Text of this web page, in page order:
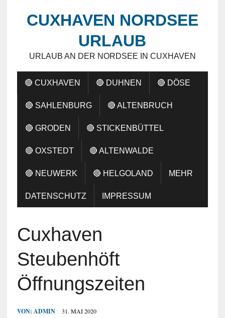
CUXHAVEN NORDSEE
URLAUB
URLAUB AN DER NORDSEE IN CUXHAVEN
🔴 CUXHAVEN 🔴 DUHNEN 🔴 DÖSE
🔴 SAHLENBURG 🔴 ALTENBRUCH
🔴 GRODEN 🔴 STICKENBÜTTEL
🔴 OXSTEDT 🔴 ALTENWALDE
🔴 NEUWERK 🔴 HELGOLAND MEHR
DATENSCHUTZ IMPRESSUM
Cuxhaven
Steubenhöft
Öffnungszeiten
VON: ADMIN 31. MAI 2020